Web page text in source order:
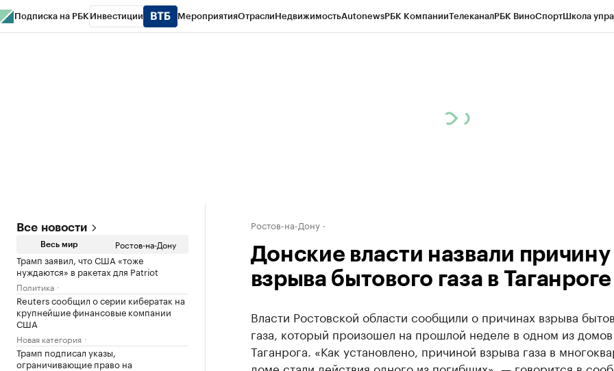
Подписка на РБК Инвестиции МероприятияОтраслиНедвижимостьAutonewsРБК КомпанииТелеканалРБК ВиноСпортШкола
Все новости
Весь мир Ростов-на-Дону
Трамп заявил, что США «тоже
нуждаются» в ракетах для Patriot
Политика
Reuters сообщил о серии кибератак на
крупнейшие финансовые компании
США
Новая категория
Трамп подписал указы,
ограничивающие право на
Ростов-на-Дону
Донские власти назвали причину
взрыва бытового газа в Таганроге
Власти Ростовской области сообщили о причинах взрыва
газа, который произошел на прошлой неделе в одном из домов
Таганрога. «Как установлено, причиной взрыва газа в